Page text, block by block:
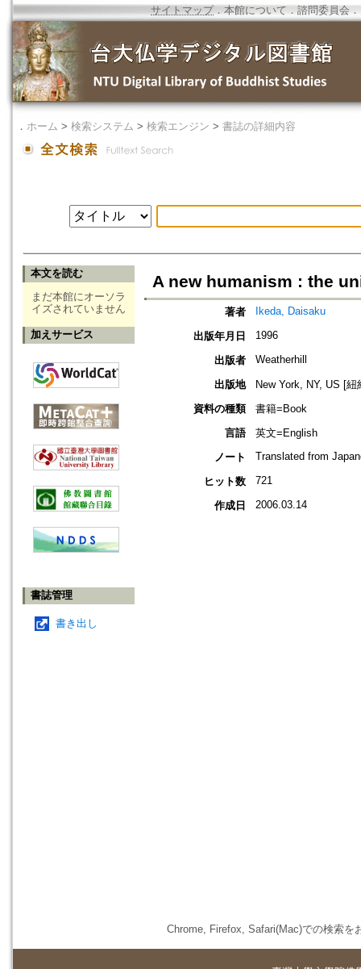
サイトマップ．本館について ． 諮問委員会 ．
． ホーム > 検索システム > 検索エンジン > 書誌の詳細内容
本文を読む
まだ本館にオーソラ
イズされていません
加えサービス
書誌管理
書き出し
A new humanism : the
著者 Ikeda, Daisaku
出版年月日 1996
出版者 Weatherhill
出版地
New York, NY, US [
資料の種類
書籍=Book
言語
英文=English
ノート
Translated from
ヒット数 721
作成日 2006.03.14
Chrome, Firefox, Safari(Mac)での検索を